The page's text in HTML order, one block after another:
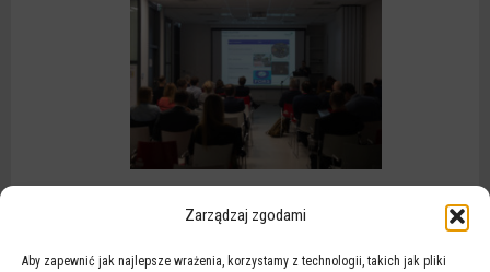
Zarządzaj zgodami
Aby zapewnić jak najlepsze wrażenia, korzystamy z technologii, takich jak pliki